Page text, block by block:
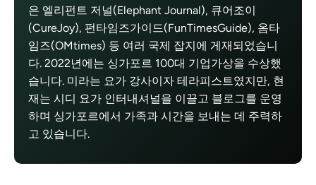
은 엘리펀트 저널(Elephant Journal), 큐어조이
(CureJoy), 펀타임즈가이드(FunTimesGuide), 옴타
임즈(OMtimes) 등 여러 국제 잡지에 게재되었습니
다. 2022년에는 싱가포르 100대 기업가상을 수상했
습니다. 미라는 요가 강사이자 테라피스트였지만, 현
재는 시디 요가 인터내셔널을 이끌고 블로그를 운영
하며 싱가포르에서 가족과 시간을 보내는 데 주력하
고 있습니다.